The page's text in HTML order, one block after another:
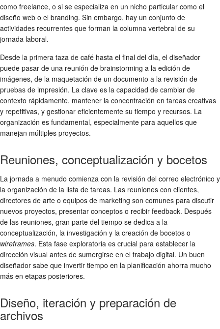
como freelance, o si se especializa en un nicho particular como el
diseño web o el branding. Sin embargo, hay un conjunto de
actividades recurrentes que forman la columna vertebral de su
jornada laboral.
Desde la primera taza de café hasta el final del día, el diseñador
puede pasar de una reunión de brainstorming a la edición de
imágenes, de la maquetación de un documento a la revisión de
pruebas de impresión. La clave es la capacidad de cambiar de
contexto rápidamente, mantener la concentración en tareas creativas
y repetitivas, y gestionar eficientemente su tiempo y recursos. La
organización es fundamental, especialmente para aquellos que
manejan múltiples proyectos.
Reuniones, conceptualización y bocetos
La jornada a menudo comienza con la revisión del correo electrónico y
la organización de la lista de tareas. Las reuniones con clientes,
directores de arte o equipos de marketing son comunes para discutir
nuevos proyectos, presentar conceptos o recibir feedback. Después
de las reuniones, gran parte del tiempo se dedica a la
conceptualización, la investigación y la creación de bocetos o
wireframes. Esta fase exploratoria es crucial para establecer la
dirección visual antes de sumergirse en el trabajo digital. Un buen
diseñador sabe que invertir tiempo en la planificación ahorra mucho
más en etapas posteriores.
Diseño, iteración y preparación de
archivos